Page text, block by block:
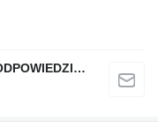
QINDITO SPÓŁKA Z OGRANICZONĄ ODPOWIEDZIALNOŚCIĄ